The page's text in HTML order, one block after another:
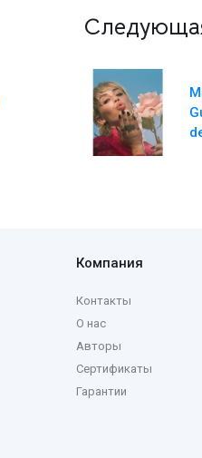
Компания
Контакты
О нас
Авторы
Сертификаты
Гарантии